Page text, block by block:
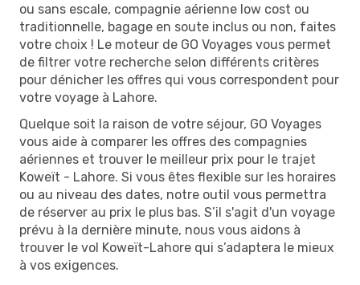
ou sans escale, compagnie aérienne low cost ou
traditionnelle, bagage en soute inclus ou non, faites
votre choix ! Le moteur de GO Voyages vous permet
de filtrer votre recherche selon différents critères
pour dénicher les offres qui vous correspondent pour
votre voyage à Lahore.
Quelque soit la raison de votre séjour, GO Voyages
vous aide à comparer les offres des compagnies
aériennes et trouver le meilleur prix pour le trajet
Koweït - Lahore. Si vous êtes flexible sur les horaires
ou au niveau des dates, notre outil vous permettra
de réserver au prix le plus bas. S’il s'agit d'un voyage
prévu à la dernière minute, nous vous aidons à
trouver le vol Koweït-Lahore qui s’adaptera le mieux
à vos exigences.